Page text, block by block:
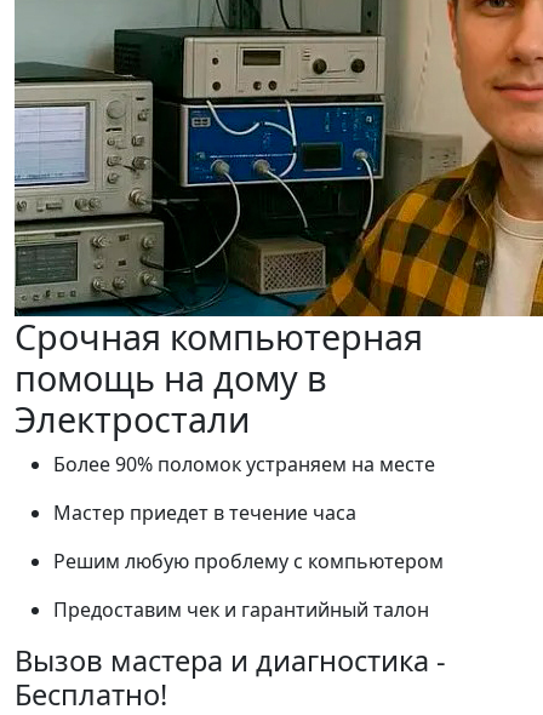
Срочная компьютерная
помощь на дому в
Электростали
Более 90% поломок устраняем на месте
Мастер приедет в течение часа
Решим любую проблему с компьютером
Предоставим чек и гарантийный талон
Вызов мастера и диагностика -
Бесплатно!